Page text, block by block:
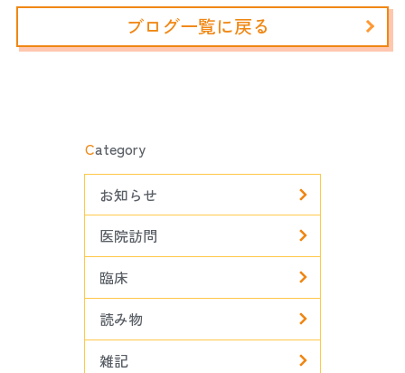
ブログ一覧に戻る
Category
お知らせ
医院訪問
臨床
読み物
雑記